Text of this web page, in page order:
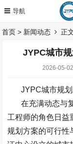
首页 > 新闻动态 正
JYPC城市
2026-05-
JYPC城市规
在充满动态与
工程师的角色日益
规划方案的可行性